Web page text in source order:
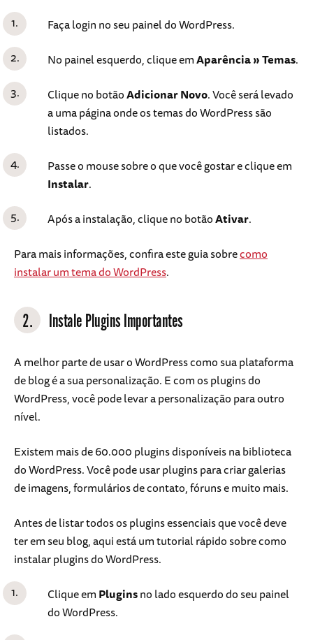
Faça login no seu painel do WordPress.
No painel esquerdo, clique emAparência » Temas.
Clique no botãoAdicionar Novo. Você será levado
a uma página onde os temas do WordPress são
listados.
Passe o mouse sobre o que você gostar e clique em
Instalar.
Após a instalação, clique no botãoAtivar.
Para mais informações, confira este guia sobrecomo
instalar um tema do WordPress.
2. Instale Plugins Importantes
A melhor parte de usar o WordPress como sua plataforma
de blog é a sua personalização. E com os plugins do
WordPress, você pode levar a personalização para outro
nível.
Existem mais de 60.000 plugins disponíveis na biblioteca
do WordPress. Você pode usar plugins para criar galerias
de imagens, formulários de contato, fóruns e muito mais.
Antes de listar todos os plugins essenciais que você deve
ter em seu blog, aqui está um tutorial rápido sobre como
instalar plugins do WordPress.
Clique emPluginsno lado esquerdo do seu painel
do WordPress.